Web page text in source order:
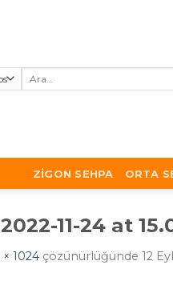
ZIGON SEHPA ORTA
11-24 at
1024 çözünürlüğünde 12